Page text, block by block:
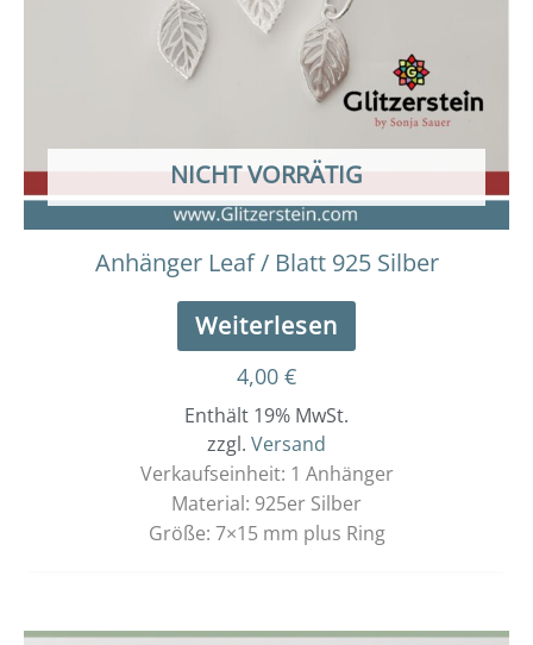
NICHT VORRÄTIG
Anhänger Leaf / Blatt 925 Silber
Weiterlesen
4,00 €
Enthält 19% MwSt.
zzgl. Versand
Verkaufseinheit: 1 Anhänger
Material: 925er Silber
Größe: 7×15 mm plus Ring